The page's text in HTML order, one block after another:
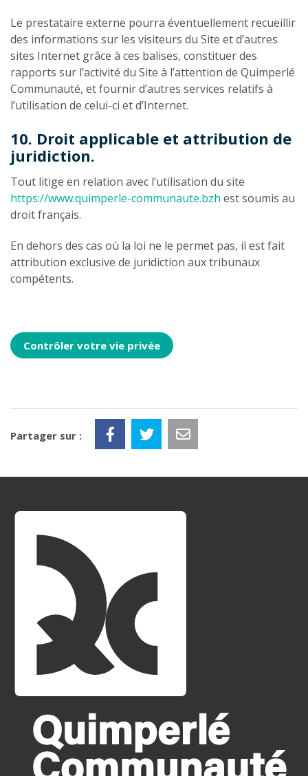
Le prestataire externe pourra éventuellement recueillir
des informations sur les visiteurs du Site et d’autres
sites Internet grâce à ces balises, constituer des
rapports sur l’activité du Site à l’attention de Quimperlé
Communauté, et fournir d’autres services relatifs à
l’utilisation de celui-ci et d’Internet.
10. Droit applicable et attribution de
juridiction.
Tout litige en relation avec l’utilisation du site
https://www.quimperle-communaute.bzh est soumis au
droit français.
En dehors des cas où la loi ne le permet pas, il est fait
attribution exclusive de juridiction aux tribunaux
compétents.
Contrôler votre vie privée
Partager sur :